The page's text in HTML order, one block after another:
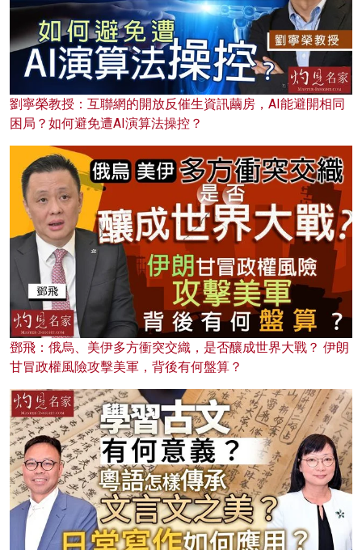
劉寧榮教授：互聯網的開放反催生資訊繭房，AI能避開相同
困局？如何避免遭AI演算法操控？
鄧飛：俄烏、美伊多方衝突交織，是否釀成世界大戰？ 伊朗
甘冒政權風險攻擊美軍，背後有何盤算？